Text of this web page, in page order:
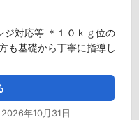
対応等 ＊１０ｋｇ位の
も基礎から丁寧に指導し
年10月31日